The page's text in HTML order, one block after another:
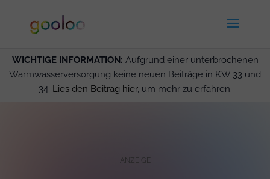
WICHTIGE INFORMATION: Aufgrund einer unterbrochenen
Warmwasserversorgung keine neuen Beiträge in KW 33 und
34. Lies den Beitrag hier, um mehr zu erfahren.